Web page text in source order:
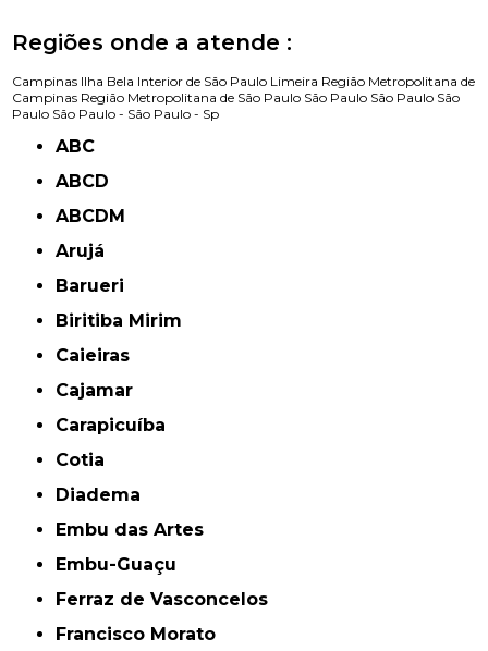
Regiões onde a atende :
Campinas Ilha Bela Interior de São Paulo Limeira Região Metropolitana de
Campinas Região Metropolitana de São Paulo São Paulo São Paulo São
Paulo São Paulo - São Paulo - Sp
ABC
ABCD
ABCDM
Arujá
Barueri
Biritiba Mirim
Caieiras
Cajamar
Carapicuíba
Cotia
Diadema
Embu das Artes
Embu-Guaçu
Ferraz de Vasconcelos
Francisco Morato